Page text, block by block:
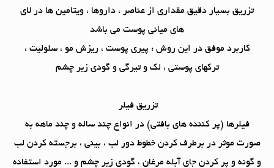
تزریق بسیار دقیق مقداری از عناصر ، داروها ، ویتامین ها در لای
های میانی پوست می باشد
کاربرد موفق در این روش : پیری پوست ، ریزش مو ، سلولیت ،
ترکهای پوستی ، لک و تیرگی و گودی زیر چشم
تزریق فیلر
فیلرها (پر کننده های بافتی) در انواع چند ساله و چند ماهه به
صورت موثر در برطرف کردن خطوط دور لب ، بینی ، برجسته کردن لب
و گونه و پر کردن جای آبله مرغان ، گودی زیر چشم و ... مورد استفاده